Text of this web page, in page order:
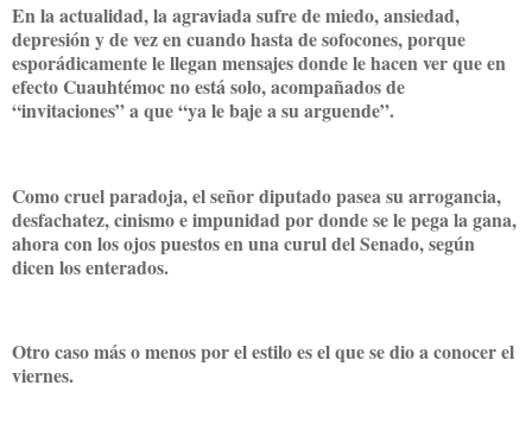
En la actualidad, la agraviada sufre de miedo, ansiedad,
depresión y de vez en cuando hasta de sofocones, porque
esporádicamente le llegan mensajes donde le hacen ver que en
efecto Cuauhtémoc no está solo, acompañados de
“invitaciones” a que “ya le baje a su arguende”.
Como cruel paradoja, el señor diputado pasea su arrogancia,
desfachatez, cinismo e impunidad por donde se le pega la gana,
ahora con los ojos puestos en una curul del Senado, según
dicen los enterados.
Otro caso más o menos por el estilo es el que se dio a conocer el
viernes.